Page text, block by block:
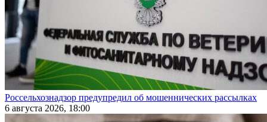
Россельхознадзор предупредил об мошеннических рассылках
6 августа 2026, 18:00